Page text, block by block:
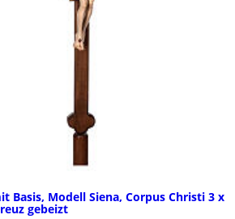
Basis, Modell Siena, Corpus Christi 3 x
gebeizt